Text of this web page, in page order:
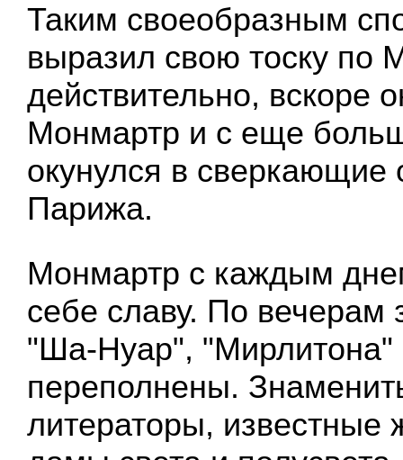
Таким своеобразным
выразил свою тоску по
действительно, вскоре
Монмартр и с еще
окунулся в сверкающие
Парижа.
Монмартр с каждым
себе славу. По вечерам
"Ша-Нуар",
переполнены.
литераторы, известные